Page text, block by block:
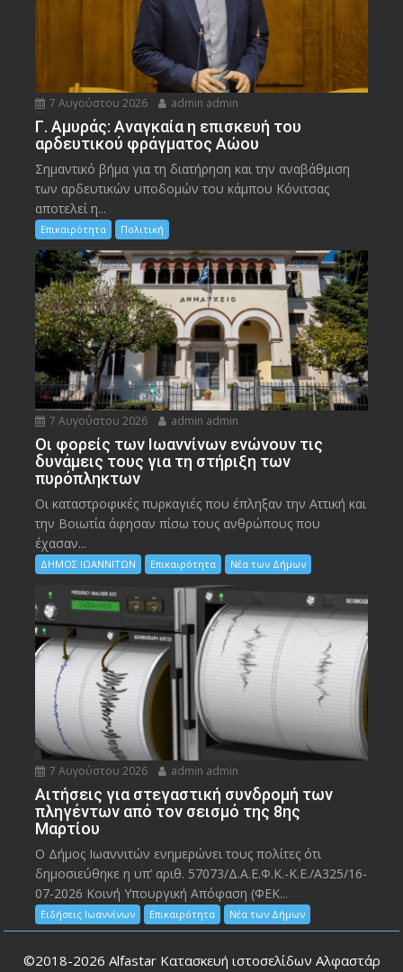
7 Αυγούστου 2026 admin admin
Γ. Αμυράς: Αναγκαία η επισκευή του
αρδευτικού φράγματος Αώου
Σημαντικό βήμα για τη διατήρηση και την αναβάθμιση
των αρδευτικών υποδομών του κάμπου Κόνιτσας
αποτελεί η...
Επικαιρότητα Πολιτική
7 Αυγούστου 2026 admin admin
Οι φορείς των Ιωαννίνων ενώνουν τις
δυνάμεις τους για τη στήριξη των
πυρόπληκτων
Οι καταστροφικές πυρκαγιές που έπληξαν την Αττική και
την Bοιωτία άφησαν πίσω τους ανθρώπους που
έχασαν...
ΔΗΜΟΣ ΙΩΑΝΝΙΤΩΝ Επικαιρότητα Νέα των Δήμων
7 Αυγούστου 2026 admin admin
Αιτήσεις για στεγαστική συνδρομή των
πληγέντων από τον σεισμό της 8ης
Μαρτίου
Ο Δήμος Ιωαννιτών ενημερώνει τους πολίτες ότι
δημοσιεύθηκε η υπ’ αριθ. 57073/Δ.Α.Ε.Φ.Κ.-Κ.Ε./Α325/16-
07-2026 Κοινή Υπουργική Απόφαση (ΦΕΚ...
Ειδήσεις Ιωαννίνων Επικαιρότητα Νέα των Δήμων
©2018-2026 Alfastar Κατασκευή ιστοσελίδων Αλφαστάρ